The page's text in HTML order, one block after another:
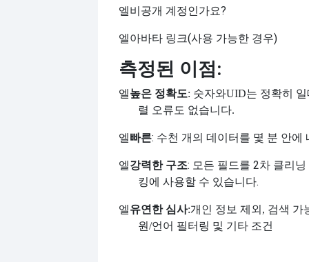
엘비공개 계정인가요?
엘아바타 링크(사용 가능한 경우)
측정된 이점:
엘높은 정확도: 숫자와UID는 정확히
렬 오류도 없습니다.
엘빠른: 수천 개의 데이터를 몇 분 안에
엘강력한 구조: 모든 필드를 2차 클리
킹에 사용할 수 있습니다.
엘유연한 심사:개인 정보 제외, 검색 가
원/언어 필터링 및 기타 조건